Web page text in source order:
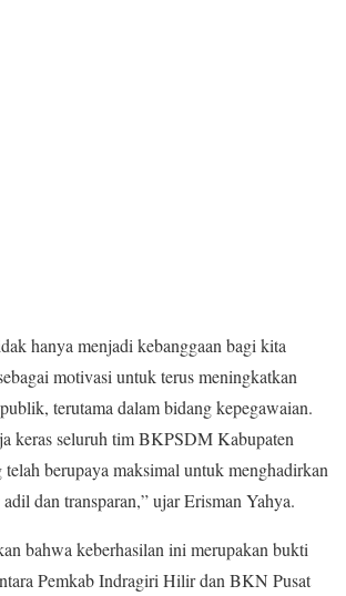
hanya menjadi kebanggaan bagi kita
motivasi untuk terus meningkatkan
terutama dalam bidang kepegawaian.
keras seluruh tim BKPSDM Kabupaten
berupaya maksimal untuk menghadirkan
dan transparan,” ujar Erisman Yahya.
bahwa keberhasilan ini merupakan bukti
Pemkab Indragiri Hilir dan BKN Pusat